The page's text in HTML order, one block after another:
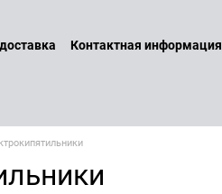
Контактная информация